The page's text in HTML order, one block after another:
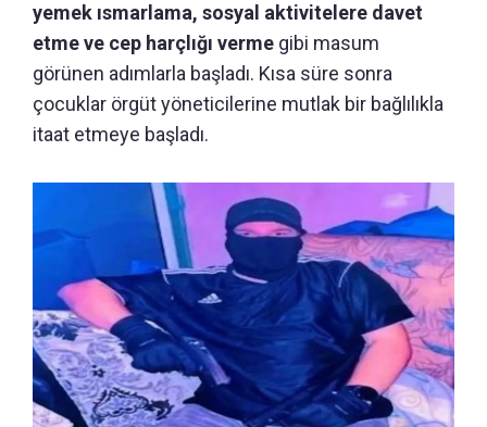
yemek ısmarlama, sosyal aktivitelere davet
etme ve cep harçlığı verme gibi masum
görünen adımlarla başladı. Kısa süre sonra
çocuklar örgüt yöneticilerine mutlak bir bağlılıkla
itaat etmeye başladı.